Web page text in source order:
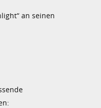
an seinen